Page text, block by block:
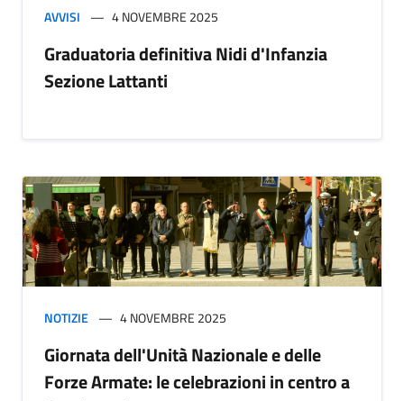
AVVISI 4 NOVEMBRE 2025
Graduatoria definitiva Nidi d'Infanzia
Sezione Lattanti
NOTIZIE 4 NOVEMBRE 2025
Giornata dell'Unità Nazionale e delle
Forze Armate: le celebrazioni in centro a